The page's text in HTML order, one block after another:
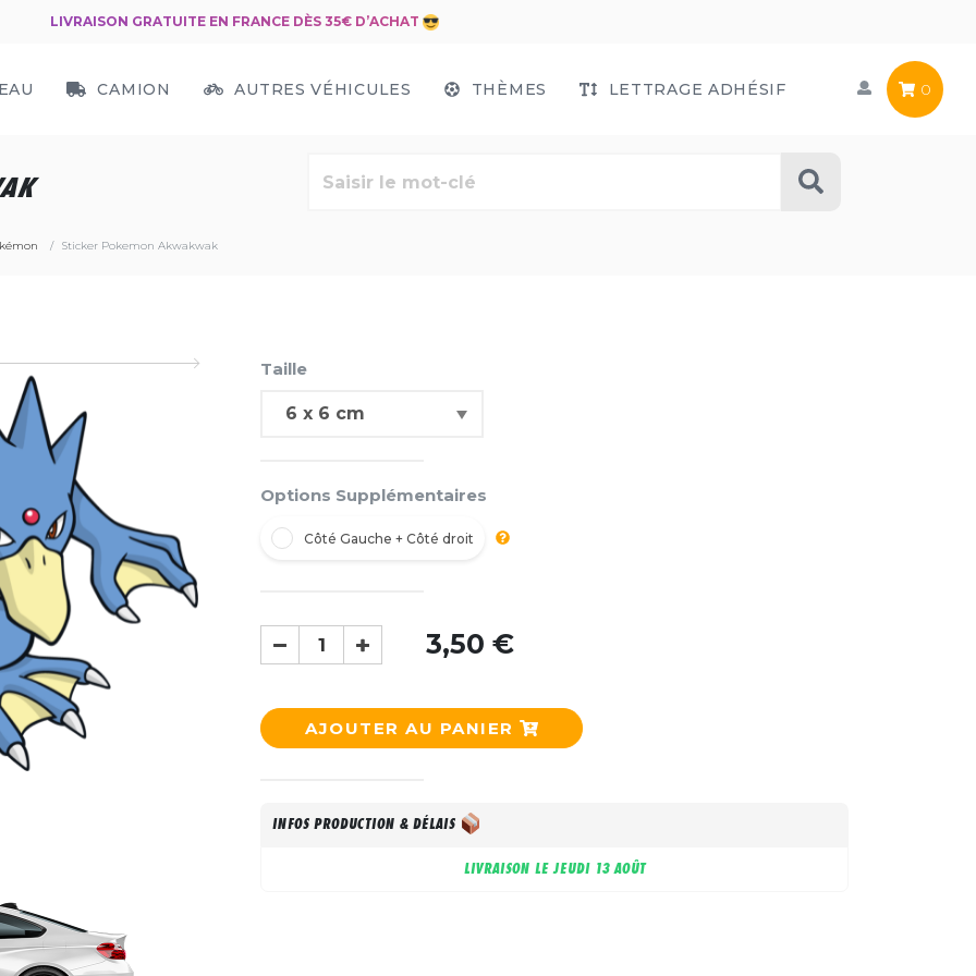
LIVRAISON GRATUITE EN FRANCE DÈS 35€ D’ACHAT
CAMION AUTRES VÉHICULES THÈMES LETTRAGE ADHÉSIF 0
Sticker Pokemon Akwakwak
Taille
Options Supplémentaires
Côté Gauche + Côté droit
3,50 €
AJOUTER AU PANIER
INFOS PRODUCTION & DÉLAIS
LIVRAISON LEJEUDI 13 AOÛT